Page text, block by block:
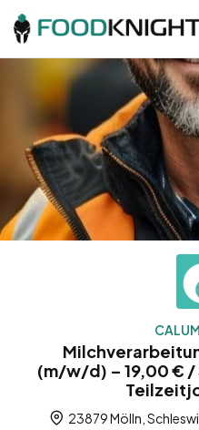
(m/w/d) – 19,00 €
23879 Mölln,